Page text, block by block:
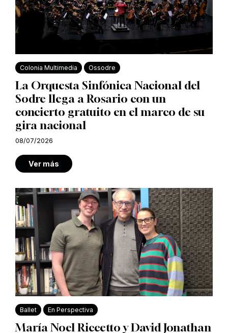
Colonia Multimedia Ossodre
La Orquesta Sinfónica Nacional del
Sodre llega a Rosario con un
concierto gratuito en el marco de su
gira nacional
08/07/2026
Ver más
Ballet En Perspectiva
María Noel Riccetto y David Jonathan